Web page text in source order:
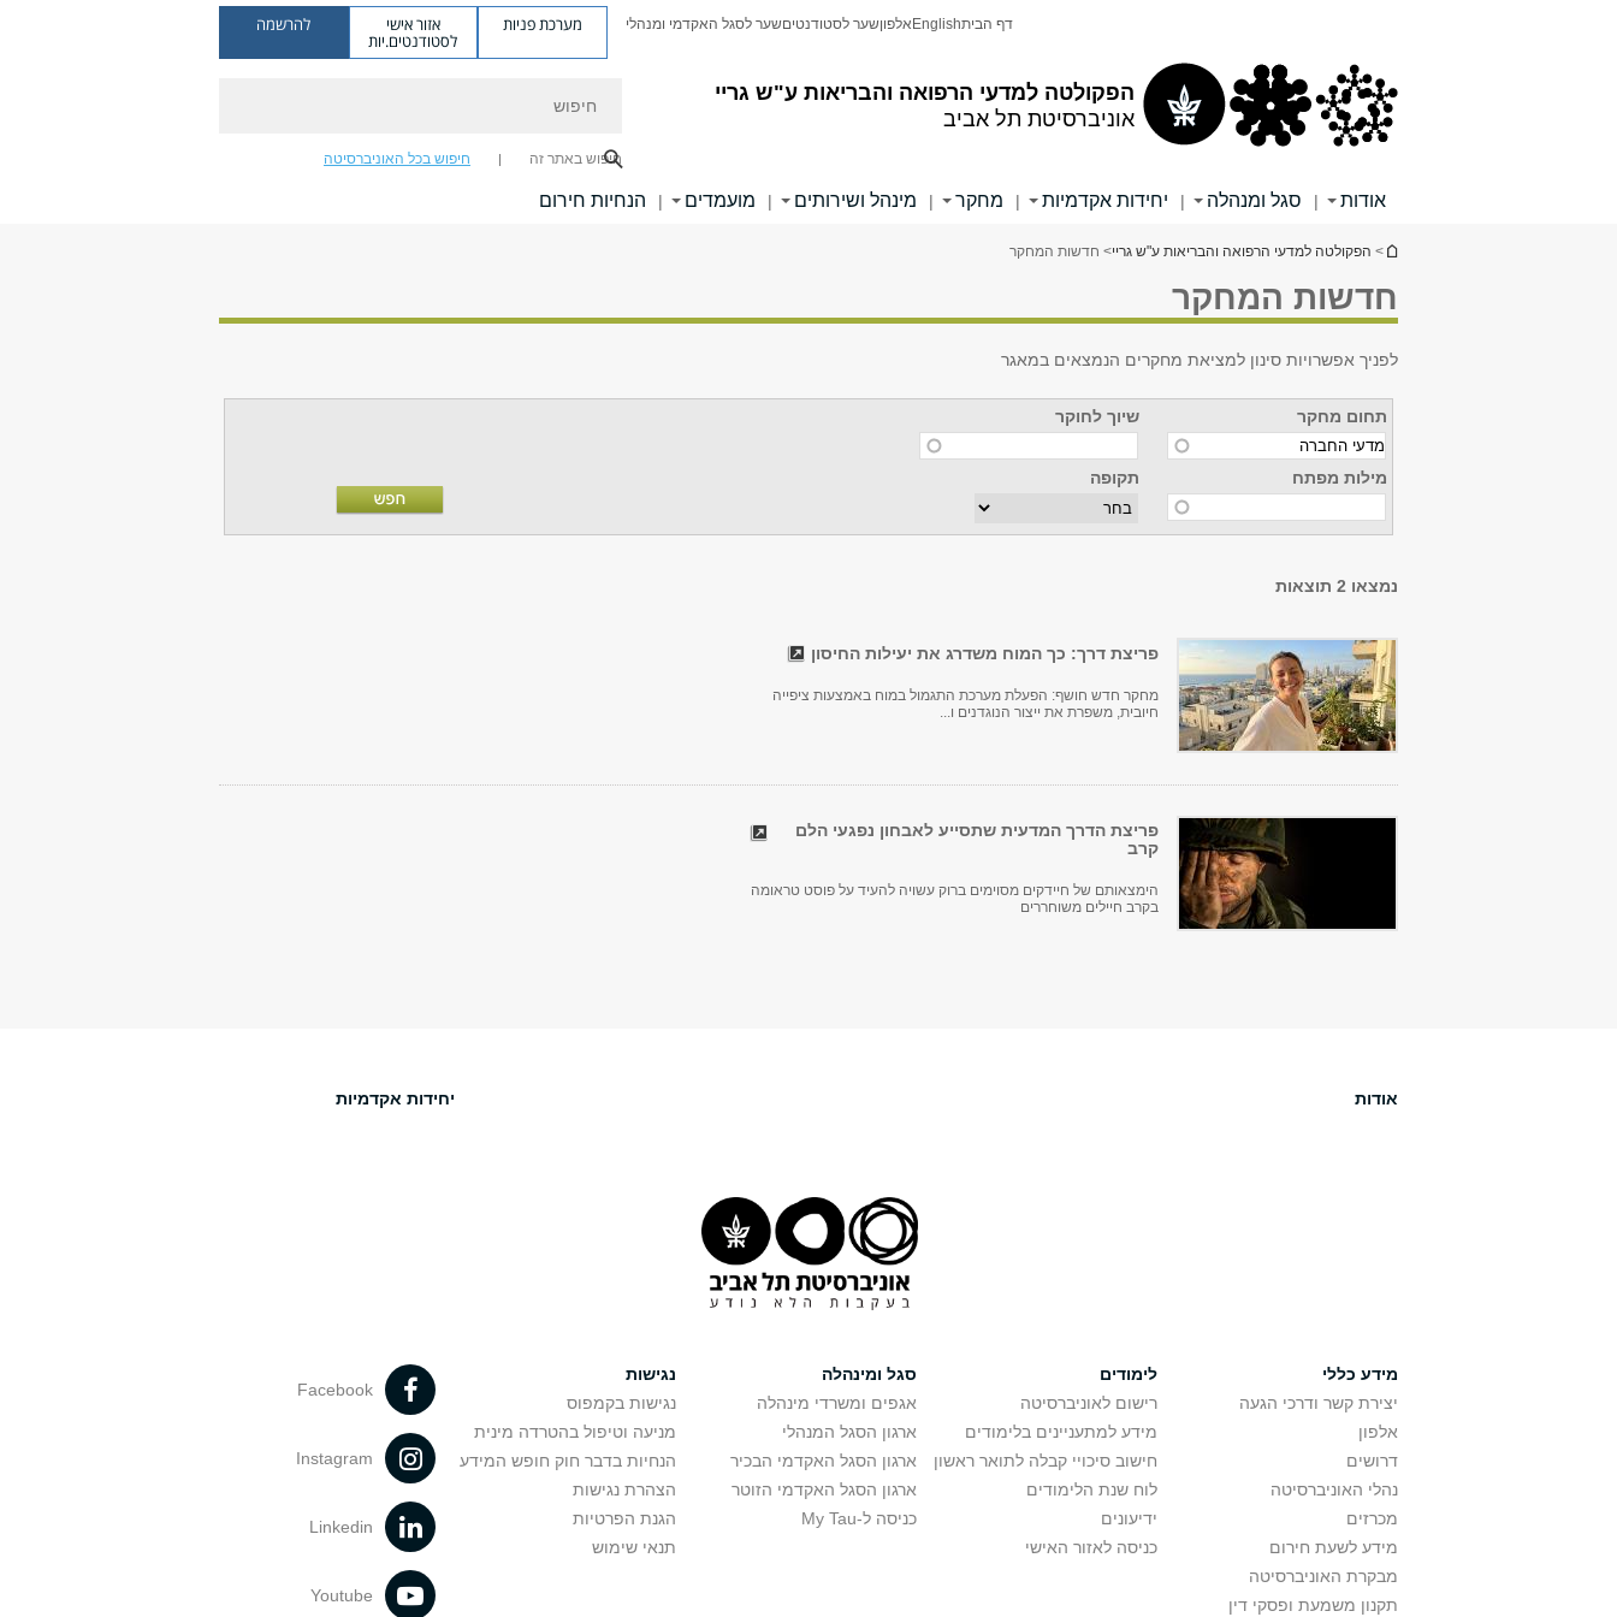
הפקולטה למדעי הרפואה והבריאות ע"ש גריי
אוניברסיטת תל אביב
דף הביתEnglish אלפוןשער לסטודנטיםשער לסגל האקדמי ומנהלי מערכת פניות אזור אישי
לסטודנטים.יות
להרשמה
חיפוש באתר זה חיפוש בכל האוניברסיטה
אודות | סגל ומנהלה | יחידות אקדמיות | מחקר | מינהל ושירותים | מועמדים | הנחיות חירום
הינך נמצא כאן
> הפקולטה למדעי הרפואה והבריאות ע"ש גריי> חדשות המחקר
חדשות המחקר
לפניך אפשרויות סינון למציאת מחקרים הנמצאים במאגר
תחום מחקר שיוך לחוקר
מילות מפתח תקופה
נמצאו 2 תוצאות
פריצת דרך: כך המוח משדרג את יעילות החיסון
מחקר חדש חושף: הפעלת מערכת התגמול במוח באמצעות ציפייה
חיובית, משפרת את ייצור הנוגדנים ו...
פריצת הדרך המדעית שתסייע לאבחון נפגעי הלם
קרב
הימצאותם של חיידקים מסוימים ברוק עשויה להעיד על פוסט טראומה
בקרב חיילים משוחררים
אודות יחידות אקדמיות
מידע כללי
יצירת קשר ודרכי הגעה
אלפון
דרושים
נהלי האוניברסיטה
מכרזים
מידע לשעת חירום
מבקרת האוניברסיטה
תקנון משמעת ופסקי דין
לימודים
רישום לאוניברסיטה
מידע למתעניינים בלימודים
חישוב סיכויי קבלה לתואר ראשון
לוח שנת הלימודים
ידיעונים
כניסה לאזור האישי
סגל ומינהלה
אגפים ומשרדי מינהלה
ארגון הסגל המנהלי
ארגון הסגל האקדמי הבכיר
ארגון הסגל האקדמי הזוטר
כניסה ל-My Tau
נגישות
נגישות בקמפוס
מניעה וטיפול בהטרדה מינית
הנחיות בדבר חוק חופש המידע
הצהרת נגישות
הגנת הפרטיות
תנאי שימוש
Facebook
Instagram
Linkedin
Youtube